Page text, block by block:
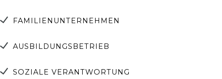
FAMILIENUNTERNEHMEN
AUSBILDUNGSBETRIEB
SOZIALE VERANTWORTUNG